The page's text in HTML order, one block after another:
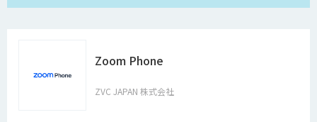
Zoom Phone
ZVC JAPAN 株式会社